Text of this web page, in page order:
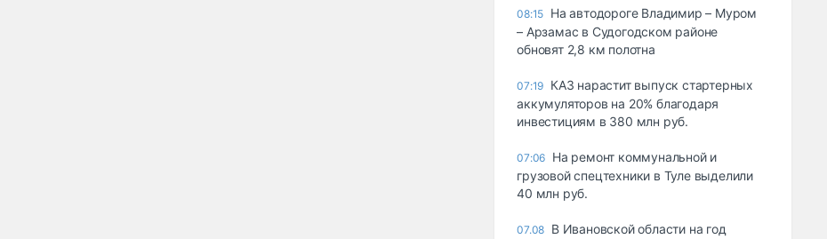
08:15 На автодороге Владимир – Муром
– Арзамас в Судогодском районе
обновят 2,8 км полотна
07:19 КАЗ нарастит выпуск стартерных
аккумуляторов на 20% благодаря
инвестициям в 380 млн руб.
07:06 На ремонт коммунальной и
грузовой спецтехники в Туле выделили
40 млн руб.
07.08 В Ивановской области на год